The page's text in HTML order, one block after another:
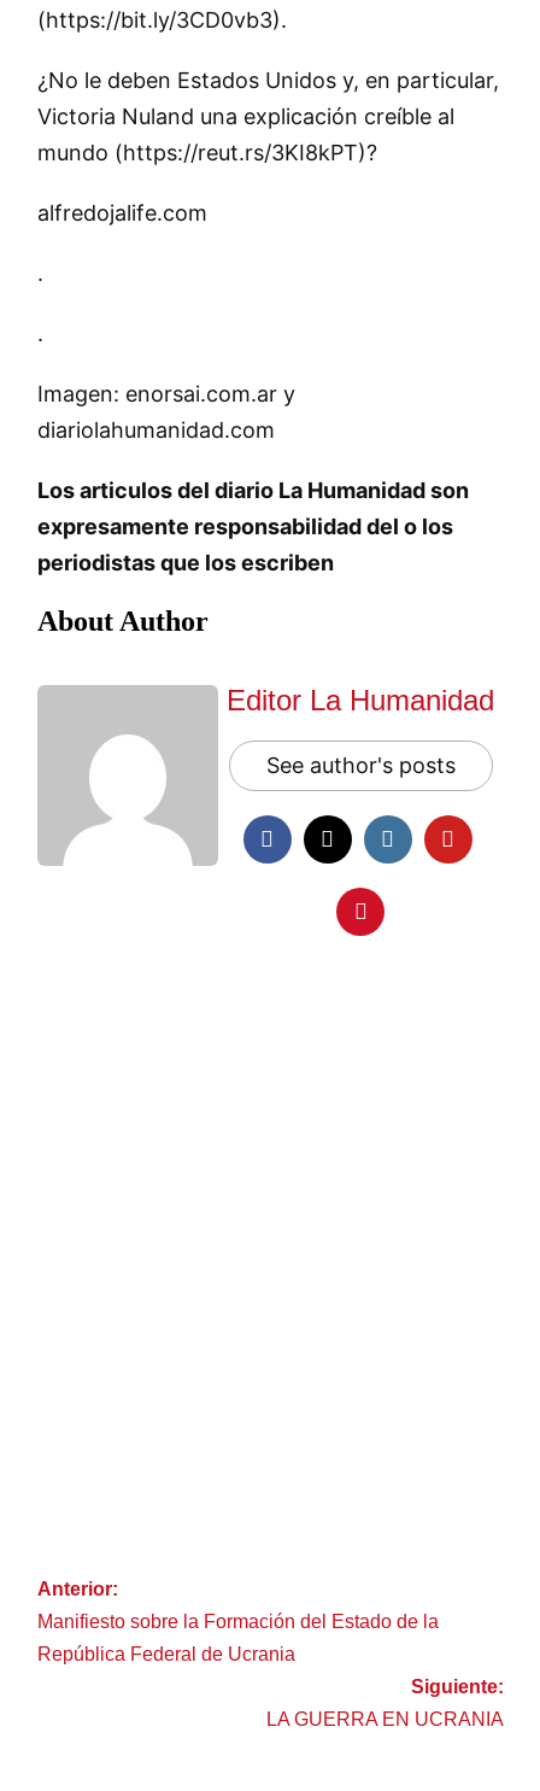
(https://bit.ly/3CD0vb3).
¿No le deben Estados Unidos y, en particular,
Victoria Nuland una explicación creíble al
mundo (https://reut.rs/3KI8kPT)?
alfredojalife.com
.
.
Imagen: enorsai.com.ar y
diariolahumanidad.com
Los articulos del diario La Humanidad son
expresamente responsabilidad del o los
periodistas que los escriben
About Author
Editor La Humanidad
See author's posts
Anterior:
Manifiesto sobre la Formación del Estado de la
República Federal de Ucrania
Siguiente:
LA GUERRA EN UCRANIA